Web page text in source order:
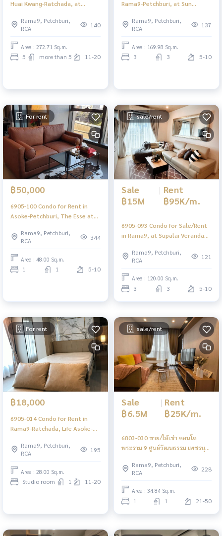
Huai Kwang-Ratchada, at
Cultural Center
Rama9, Petchburi,
RCA
140
Area : 272.71 Sq.m.
5 more than 5 11-20
Rama9-Petchburi, at Sun
Rama9, Petchburi,
RCA
137
Area : 169.98 Sq.m.
3 3 5-10
For rent
฿50,000
6905-100 Condo for Rent in
Asoke-Petchburi, The Esse at
Rama9, Petchburi,
RCA
344
Area : 48.00 Sq.m.
1 1 5-10
sale/rent
Sale
฿15M
| Rent
฿95K/m.
6905-093 Condo for Sale/Rent
in Rama9, at Supalai Veranda
Rama9, Petchburi,
RCA
121
Area : 120.00 Sq.m.
3 3 5-10
For rent
฿18,000
6905-014 Condo for Rent in
Rama9-Ratchada, Life Asoke-
Rama9, Petchburi,
RCA
195
Area : 28.00 Sq.m.
Studio room 1 11-20
sale/rent
Sale
฿6.5M
| Rent
฿25K/m.
6803-030 ขาย/ให้เช่า คอนโด
พระราม 9 ศูนย์วัฒนธรรม เพชรบุรี
Ratchada 1ห้องนอน
Rama9, Petchburi,
RCA
228
Area : 34.84 Sq.m.
1 1 21-50